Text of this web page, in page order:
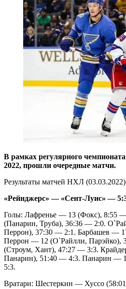
В рамках регулярного
2022, прошли очередные матчи.
Результаты матчей НХЛ
«Рейнджерс» — «Сент-Луис» —
Голы: Лафренье — 13 (Фокс), 8:55
(Панарин, Труба), 36:36 — 2:0.
Перрон), 37:30 — 2:1. Барбашев —
Перрон — 12 (О`Райлли, Парэйко),
(Строум, Хант), 47:27 — 3:3.
Панарин), 51:40 — 4:3. Панарин —
5:3.
Вратари: Шестеркин — Хуссо